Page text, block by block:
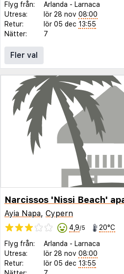
Flyg från: Arlanda - Larnaca
Utresa:
lör 28 nov 08:00
Retur:
lör 05 dec 13:55
Nätter:
7
Fler val
Ayia Napa, Cypern
4,9/5 20°C
Flyg från: Arlanda - Larnaca
Utresa:
lör 28 nov 08:00
Retur:
lör 05 dec 13:55